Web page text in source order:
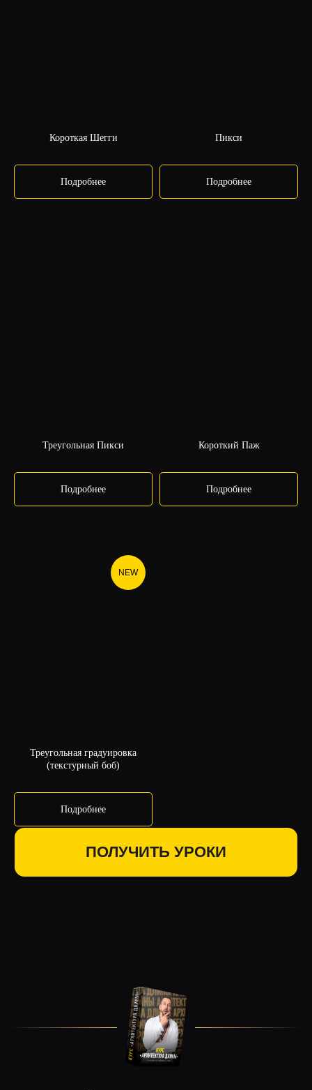
Короткая Шегги
Подробнее
Пикси
Подробнее
Треугольная Пикси
Подробнее
Короткий Паж
Подробнее
NEW
Треугольная градуировка
(текстурный боб)
Подробнее
МАТЕРИАЛЫ